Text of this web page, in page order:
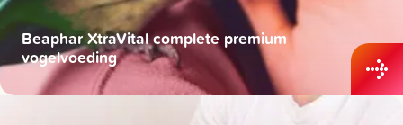
Beaphar XtraVital complete premium
vogelvoeding